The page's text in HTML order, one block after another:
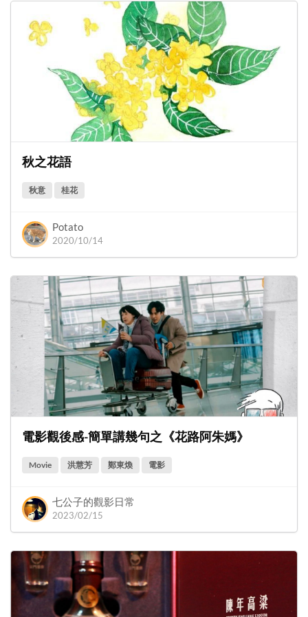
秋之花語
秋意 桂花
Potato
2020/10/14
電影觀後感-簡單講幾句之《花路阿朱媽》
Movie 洪慧芳 鄭東煥 電影
七公子的觀影日常
2023/02/15